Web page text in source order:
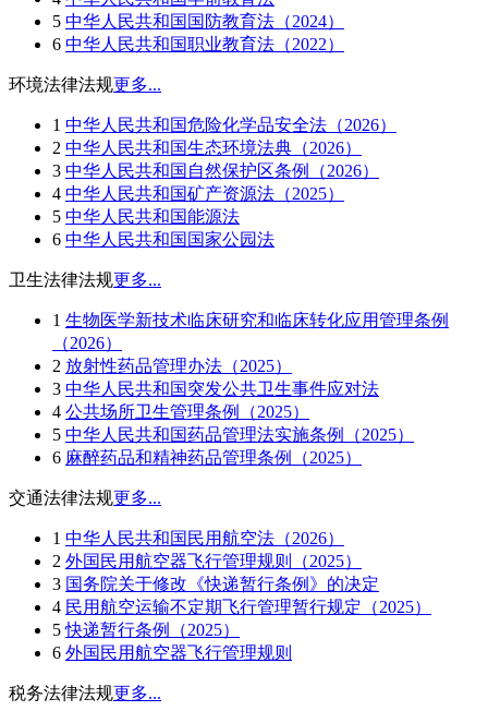
5 中华人民共和国国防教育法（2024）
6 中华人民共和国职业教育法（2022）
环境法律法规更多...
1 中华人民共和国危险化学品安全法（2026）
2 中华人民共和国生态环境法典（2026）
3 中华人民共和国自然保护区条例（2026）
4 中华人民共和国矿产资源法（2025）
5 中华人民共和国能源法
6 中华人民共和国国家公园法
卫生法律法规更多...
1 生物医学新技术临床研究和临床转化应用管理条例
（2026）
2 放射性药品管理办法（2025）
3 中华人民共和国突发公共卫生事件应对法
4 公共场所卫生管理条例（2025）
5 中华人民共和国药品管理法实施条例（2025）
6 麻醉药品和精神药品管理条例（2025）
交通法律法规更多...
1 中华人民共和国民用航空法（2026）
2 外国民用航空器飞行管理规则（2025）
3 国务院关于修改《快递暂行条例》的决定
4 民用航空运输不定期飞行管理暂行规定（2025）
5 快递暂行条例（2025）
6 外国民用航空器飞行管理规则
税务法律法规更多...